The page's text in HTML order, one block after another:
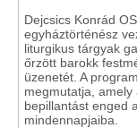
Dejcsics Konrád
egyháztörténész
liturgikus tárgyak
őrzött barokk
üzenetét. A
megmutatja, amely
bepillantást enged
mindennapjaiba.